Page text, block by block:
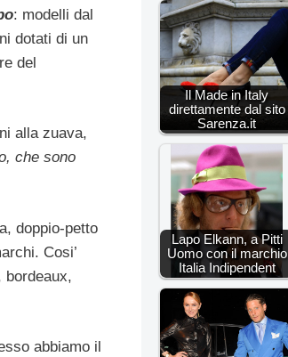
: modelli dal
dotati di un
del
alla zuava,
che sono
doppio-petto
Cosi’
abbiamo il
Il Made in Italy
direttamente dal sito
Sarenza.it
Lapo Elkann, a Pitti
Uomo con il marchio
Italia Indipendent